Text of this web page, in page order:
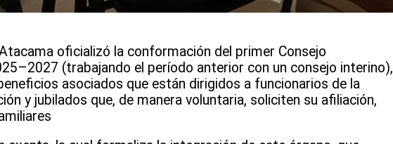
oficializó la conformación del primer Consejo
(trabajando el período anterior con un consejo interino),
asociados que están dirigidos a funcionarios de la
y jubilados que, de manera voluntaria, soliciten su afiliación,